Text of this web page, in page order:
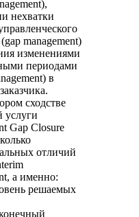
нехватки
management)
изменениями
периодами
в
сходстве
услуги
Gap Closure
отличий
а именно:
решаемых